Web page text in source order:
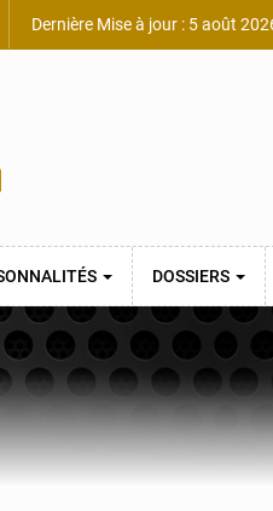
Dernière Mise à jour : 5 août
DOSSIERS